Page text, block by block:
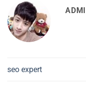
seo expert